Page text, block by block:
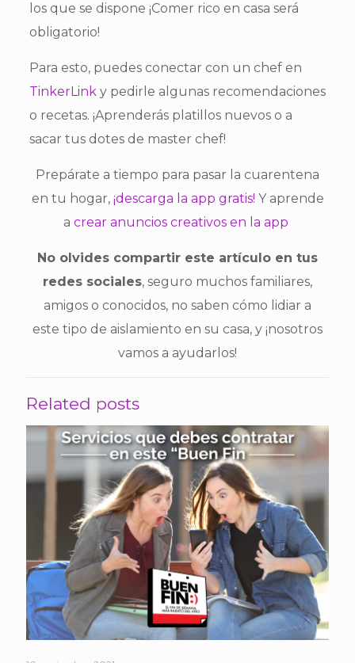
los que se dispone ¡Comer rico en casa será
obligatorio!
Para esto, puedes conectar con un chef en
TinkerLinky pedirle algunas recomendaciones
o recetas. ¡Aprenderás platillos nuevos o a
sacar tus dotes de master chef!
Prepárate a tiempo para pasar la cuarentena
en tu hogar, ¡descarga la app gratis! Y aprende
a crear anuncios creativos en la app
No olvides compartir este artículo en tus
redes sociales, seguro muchos familiares,
amigos o conocidos, no saben cómo lidiar a
este tipo de aislamiento en su casa, y ¡nosotros
vamos a ayudarlos!
Related posts